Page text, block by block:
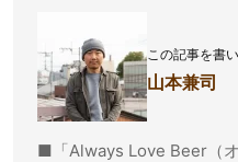
この記事を書
山本兼司
■「Always Love Beer（